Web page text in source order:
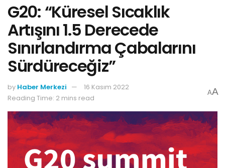
G20: “Küresel Sıcaklık
Artışını 1.5 Derecede
Sınırlandırma Çabalarını
Sürdüreceğiz”
by Haber Merkezi
16 Kasım 2022
Reading Time: 2 mins read
AA